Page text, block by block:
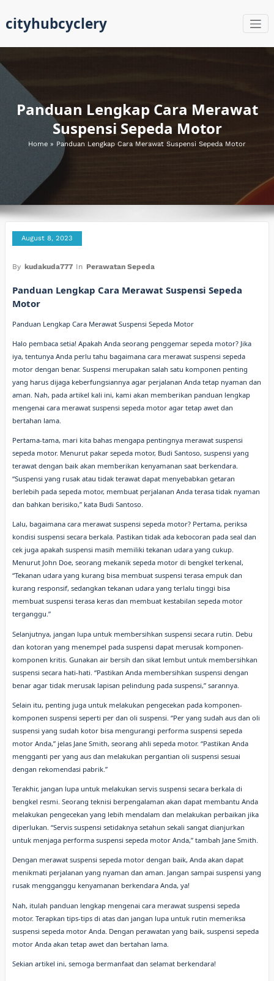
content
cityhubcyclery
Panduan Lengkap Cara Merawat
Suspensi Sepeda Motor
Home » Panduan Lengkap Cara Merawat Suspensi Sepeda Motor
August 8, 2023
By kudakuda777 In Perawatan Sepeda
Panduan Lengkap Cara Merawat Suspensi Sepeda
Motor
Panduan Lengkap Cara Merawat Suspensi Sepeda Motor
Halo pembaca setia! Apakah Anda seorang penggemar sepeda motor? Jika
iya, tentunya Anda perlu tahu bagaimana cara merawat suspensi sepeda
motor dengan benar. Suspensi merupakan salah satu komponen penting
yang harus dijaga keberfungsiannya agar perjalanan Anda tetap nyaman dan
aman. Nah, pada artikel kali ini, kami akan memberikan panduan lengkap
mengenai cara merawat suspensi sepeda motor agar tetap awet dan
bertahan lama.
Pertama-tama, mari kita bahas mengapa pentingnya merawat suspensi
sepeda motor. Menurut pakar sepeda motor, Budi Santoso, suspensi yang
terawat dengan baik akan memberikan kenyamanan saat berkendara.
“Suspensi yang rusak atau tidak terawat dapat menyebabkan getaran
berlebih pada sepeda motor, membuat perjalanan Anda terasa tidak nyaman
dan bahkan berisiko,” kata Budi Santoso.
Lalu, bagaimana cara merawat suspensi sepeda motor? Pertama, periksa
kondisi suspensi secara berkala. Pastikan tidak ada kebocoran pada seal dan
cek juga apakah suspensi masih memiliki tekanan udara yang cukup.
Menurut John Doe, seorang mekanik sepeda motor di bengkel terkenal,
“Tekanan udara yang kurang bisa membuat suspensi terasa empuk dan
kurang responsif, sedangkan tekanan udara yang terlalu tinggi bisa
membuat suspensi terasa keras dan membuat kestabilan sepeda motor
terganggu.”
Selanjutnya, jangan lupa untuk membersihkan suspensi secara rutin. Debu
dan kotoran yang menempel pada suspensi dapat merusak komponen-
komponen kritis. Gunakan air bersih dan sikat lembut untuk membersihkan
suspensi secara hati-hati. “Pastikan Anda membersihkan suspensi dengan
benar agar tidak merusak lapisan pelindung pada suspensi,” sarannya.
Selain itu, penting juga untuk melakukan pengecekan pada komponen-
komponen suspensi seperti per dan oli suspensi. “Per yang sudah aus dan oli
suspensi yang sudah kotor bisa mengurangi performa suspensi sepeda
motor Anda,” jelas Jane Smith, seorang ahli sepeda motor. “Pastikan Anda
mengganti per yang aus dan melakukan pergantian oli suspensi sesuai
dengan rekomendasi pabrik.”
Terakhir, jangan lupa untuk melakukan servis suspensi secara berkala di
bengkel resmi. Seorang teknisi berpengalaman akan dapat membantu Anda
melakukan pengecekan yang lebih mendalam dan melakukan perbaikan jika
diperlukan. “Servis suspensi setidaknya setahun sekali sangat dianjurkan
untuk menjaga performa suspensi sepeda motor Anda,” tambah Jane Smith.
Dengan merawat suspensi sepeda motor dengan baik, Anda akan dapat
menikmati perjalanan yang nyaman dan aman. Jangan sampai suspensi yang
rusak mengganggu kenyamanan berkendara Anda, ya!
Nah, itulah panduan lengkap mengenai cara merawat suspensi sepeda
motor. Terapkan tips-tips di atas dan jangan lupa untuk rutin memeriksa
suspensi sepeda motor Anda. Dengan perawatan yang baik, suspensi sepeda
motor Anda akan tetap awet dan bertahan lama.
Sekian artikel ini, semoga bermanfaat dan selamat berkendara!